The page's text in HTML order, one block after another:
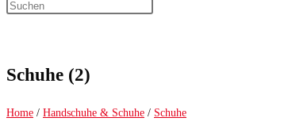
Schuhe (2)
Home / Handschuhe & Schuhe / Schuhe